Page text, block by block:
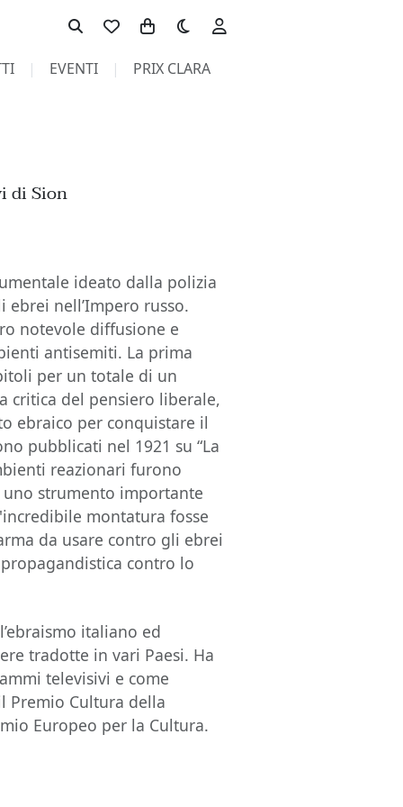
Toggle theme
EVENTI PRIX CLARA
di Sion
ideato dalla polizia
nell’Impero russo.
notevole diffusione e
antisemiti. La prima
per un totale di un
critica del pensiero liberale,
ebraico per conquistare il
pubblicati nel 1921 su “La
reazionari furono
strumento importante
montatura fosse
da usare contro gli ebrei
contro lo
italiano ed
tradotte in vari Paesi. Ha
televisivi e come
Premio Cultura della
Europeo per la Cultura.